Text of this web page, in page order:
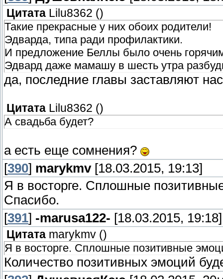
Цитата Lilu8362 ()
Такие прекрасные у них обоих родители!
Эдварда, типа ради профилактики.
И предложение Беллы было очень
Эдвард даже мамашу в шесть утра
да, последние главы заставляют
Цитата Lilu8362 ()
А свадьба будет?
а есть еще сомнения?
[390] marykmv[18.03.2015, 19:13]
Я в восторге. Сплошные
Спасибо.
[391] -marusa122- [18.03.2015, 19:18]
Цитата marykmv ()
Я в восторге. Сплошные позитивные
Количество позитивных эмоций